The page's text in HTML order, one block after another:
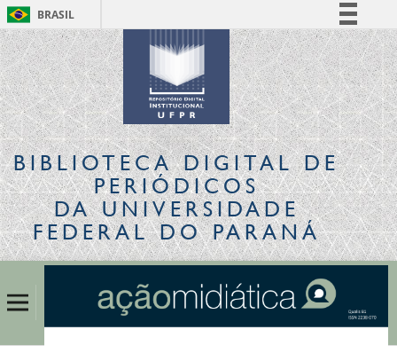
BRASIL
Simplifique!
Comunica BR
Participe
Acesso à informação
Legislação
Canais
BIBLIOTECA DIGITALDE
PERIÓDICOS
DA UNIVERSIDADE
FEDERAL DO PARANÁ